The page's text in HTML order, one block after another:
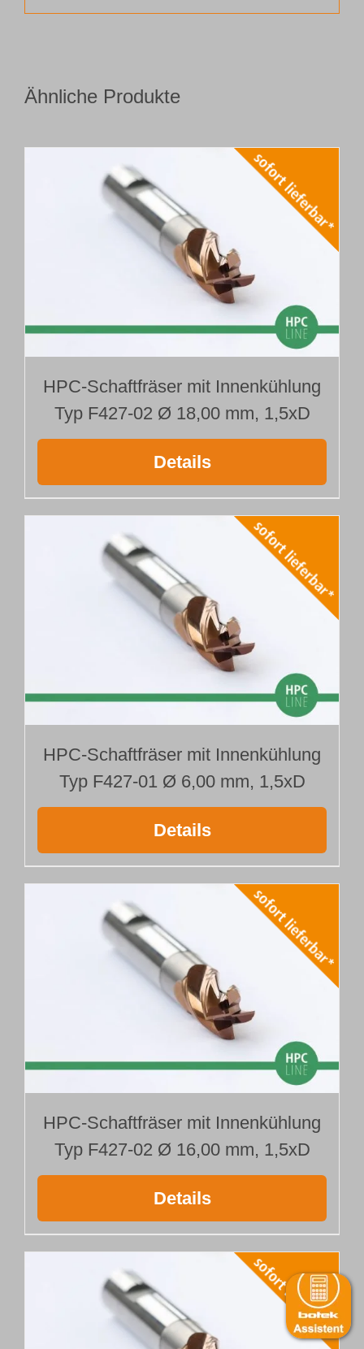
Ähnliche Produkte
HPC-Schaftfräser mit Innenkühlung
Typ F427-02 Ø 18,00 mm, 1,5xD
Details
HPC-Schaftfräser mit Innenkühlung
Typ F427-01 Ø 6,00 mm, 1,5xD
Details
HPC-Schaftfräser mit Innenkühlung
Typ F427-02 Ø 16,00 mm, 1,5xD
Details